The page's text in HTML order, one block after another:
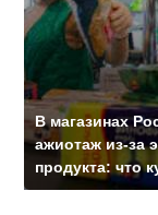
В магазинах
ажиотаж из-за
продукта: что